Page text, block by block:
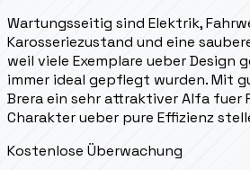
Wartungsseitig sind Elektrik,
Karosseriezustand und eine
weil viele Exemplare ueber Design
immer ideal gepflegt wurden. Mit
Brera ein sehr attraktiver Alfa fuer
Charakter ueber pure Effizienz
Kostenlose Überwachung